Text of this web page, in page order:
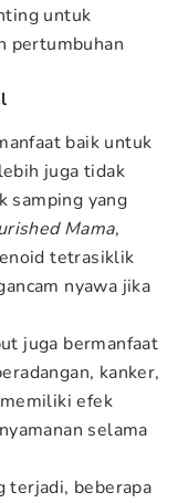
untuk
pertumbuhan
baik untuk
juga tidak
samping yang
Mama,
tetrasiklik
nyawa jika
juga bermanfaat
kanker,
efek
selama
terjadi, beberapa